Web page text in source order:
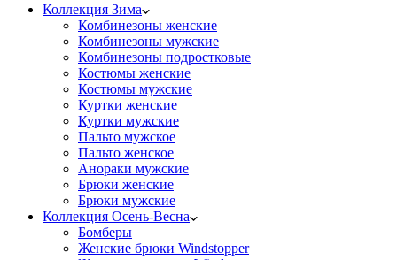
Коллекция Зима
Комбинезоны женские
Комбинезоны мужские
Комбинезоны подростковые
Костюмы женские
Костюмы мужские
Куртки женские
Куртки мужские
Пальто мужское
Пальто женское
Анораки мужские
Брюки женские
Брюки мужские
Коллекция Осень-Весна
Бомберы
Женские брюки Windstopper